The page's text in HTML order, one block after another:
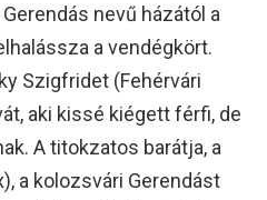
nevű házától a
a vendégkört.
Szigfridet (Fehérvári
aki kissé kiégett férfi, de
A titokzatos barátja, a
a kolozsvári Gerendást